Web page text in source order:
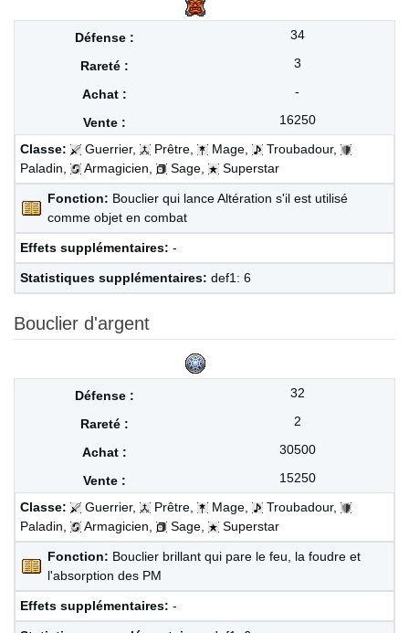
34
3
-
16250
Classe:
Guerrier, Prêtre, Mage,
Troubadour,
Paladin,
Armagicien, Sage, Superstar
Fonction: Bouclier qui lance Altération s'il est utilisé
comme objet en combat
Effets supplémentaires: -
Statistiques supplémentaires: def1: 6
Bouclier d'argent
32
2
30500
15250
Classe:
Guerrier, Prêtre, Mage,
Troubadour,
Paladin,
Armagicien, Sage, Superstar
Fonction: Bouclier brillant qui pare le feu, la foudre et
l'absorption des PM
Effets supplémentaires: -